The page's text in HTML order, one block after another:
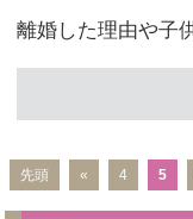
離婚した理由や子
先頭 « 4 5